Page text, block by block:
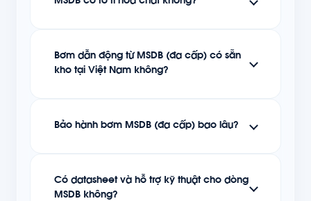
Bơm dẫn động từ MSDB (đa cấp) có sẵn
kho tại Việt Nam không?
Bảo hành bơm MSDB (đa cấp) bao lâu?
Có datasheet và hỗ trợ kỹ thuật cho dòng
MSDB không?